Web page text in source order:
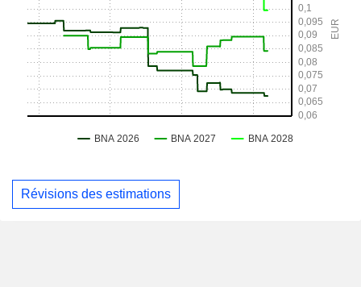
Révisions des estimations